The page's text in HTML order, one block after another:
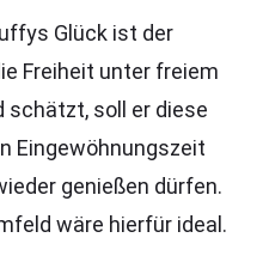
Glück ist der
Freiheit unter freiem
schätzt, soll er diese
Eingewöhnungszeit
genießen dürfen.
wäre hierfür ideal.